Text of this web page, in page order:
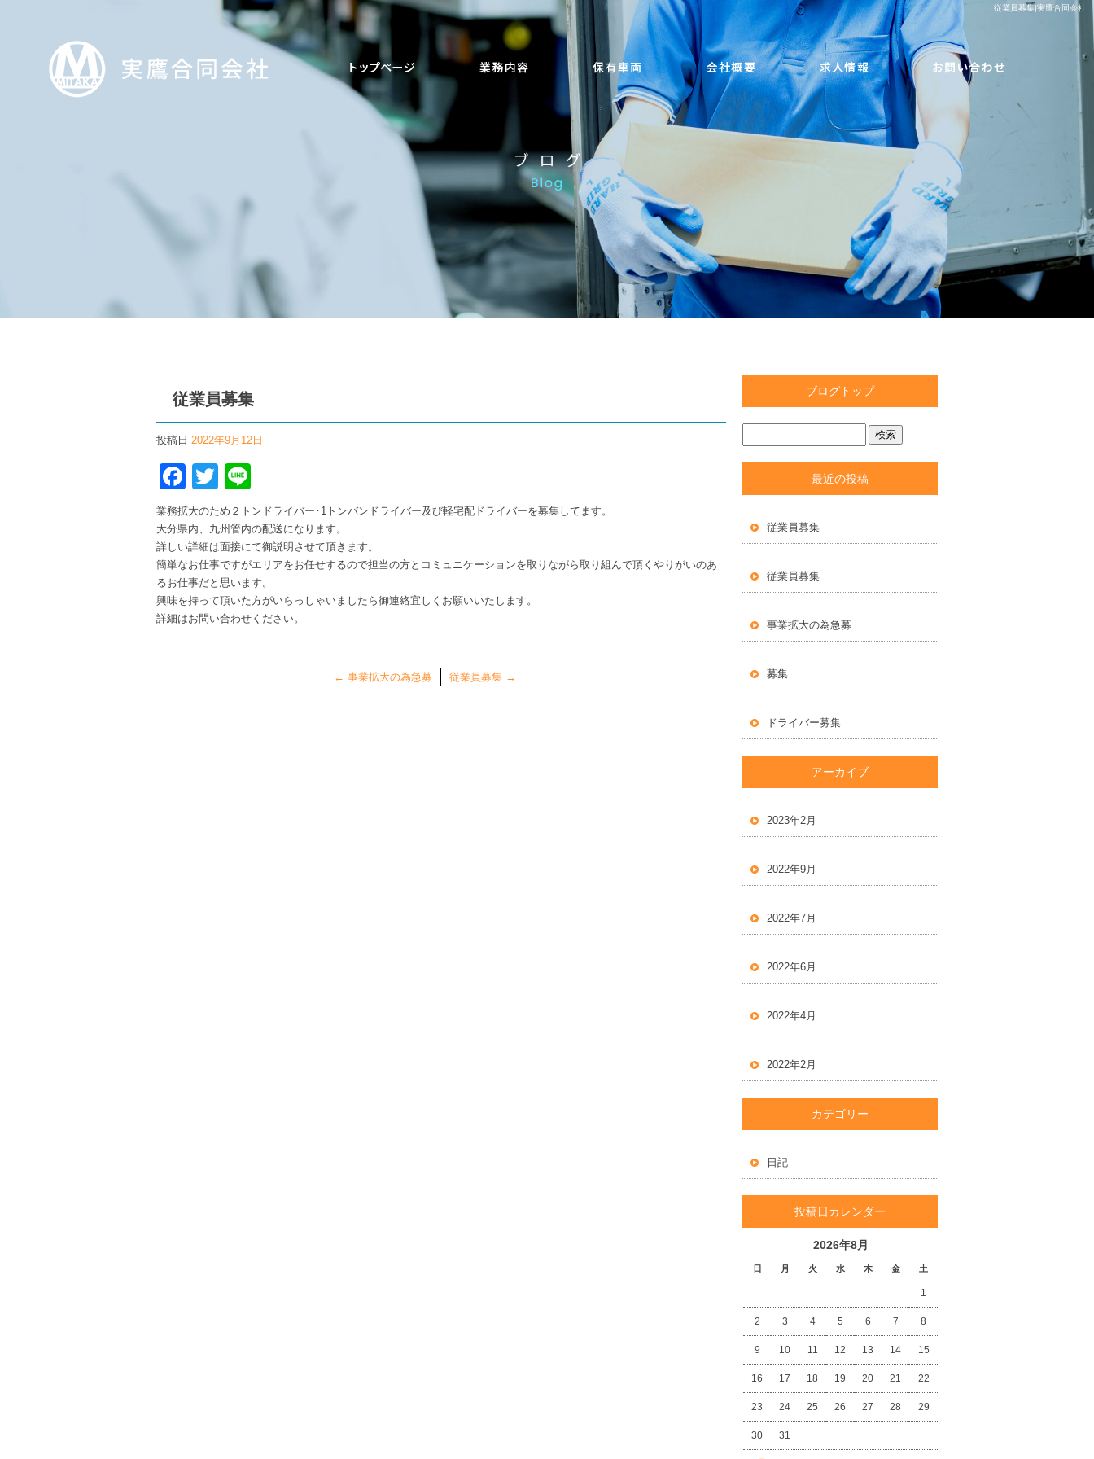
従業員募集|実鷹合同会社
従業員募集
投稿日 2022年9月12日
Facebook
Twitter
業務拡大のため２トンドライバー･1トンバンドライバー及び軽宅配ドライバーを募集してます。
大分県内、九州管内の配送になります。
詳しい詳細は面接にて御説明させて頂きます。
簡単なお仕事ですがエリアをお任せするので担当の方とコミュニケーションを取りながら取り組んで頂くやりがいのあ
るお仕事だと思います。
興味を持って頂いた方がいらっしゃいましたら御連絡宜しくお願いいたします。
詳細はお問い合わせください。
← 事業拡大の為急募 従業員募集 →
ブログトップ
最近の投稿
従業員募集
従業員募集
事業拡大の為急募
募集
ドライバー募集
アーカイブ
2023年2月
2022年9月
2022年7月
2022年6月
2022年4月
2022年2月
カテゴリー
日記
投稿日カレンダー
2026年8月
日 月 火 水 木 金 土
1
2 3 4 5 6 7 8
9 10 11 12 13 14 15
16 17 18 19 20 21 22
23 24 25 26 27 28 29
30 31